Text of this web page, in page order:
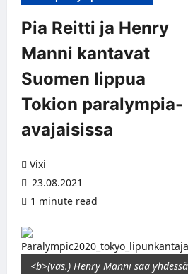
Pia Reitti ja Henry
Manni kantavat
Suomen lippua
Tokion paralympia-
avajaisissa
Vixi
23.08.2021
1 minute read
<b>(vas.) Henry Manni saa yhdessä